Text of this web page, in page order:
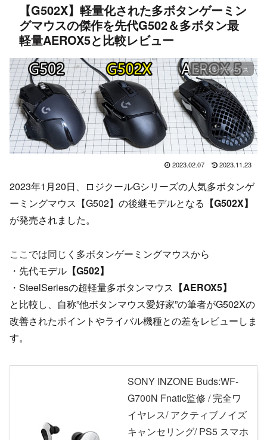
【G502X】軽量化された多ボタンゲーミン
グマウスの傑作を先代G502＆多ボタン最
軽量AEROX5と比較レビュー
ゲーミングデバイス
2023.02.07 2023.11.23
2023年1月20日、ロジクールGシリーズの人気多ボタンゲ
ーミングマウス【G502】の後継モデルとなる 【G502X】
が発売されました。
ここでは同じく多ボタンゲーミングマウスから
・先代モデル 【G502】
・SteelSeriesの超軽量多ボタンマウス 【AEROX5】
と比較し、自称”他ボタンマウス愛好家”の筆者がG502Xの
改善されたポイントやライバル機種との差をレビューしま
す。
SONY INZONE Buds:WF-
G700N Fnatic監修 / 完全ワ
イヤレス/ アクティブノイズ
キャンセリング/ PS5 スマホ